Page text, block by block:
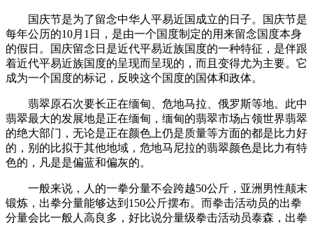
国庆节是为了留念中华人平易近国成立的日子。国庆节是
每年公历的10月1日，是由一个国度制定的用来留念国度本身
的假日。国庆留念日是近代平易近族国度的一种特征，是伴跟
着近代平易近族国度的呈现而呈现的，而且变得尤为主要。它
成为一个国度的标记，反映这个国度的国体和政体。
翡翠原石次要长正在缅甸、危地马拉、俄罗斯等地。此中
翡翠最大的发展地是正在缅甸，缅甸的翡翠市场占领世界翡翠
的绝大部门，无论是正在颜色上仍是质量等方面的都是比力好
的，别的比拟于其他地域，危地马尼拉的翡翠颜色是比力有特
色的，凡是是偏蓝和偏灰的。
一般来说，人的一拳分量不会跨越50公斤，亚洲男性颠末
锻炼，出拳分量能够达到150公斤摆布。而拳击活动员的出拳
分量会比一般人高良多，好比说分量级拳击活动员泰森，出拳